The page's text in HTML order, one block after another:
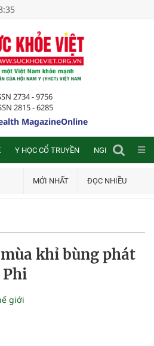
2734 - 9756
2815 - 6285
MagazineOnline
Y HỌC CỔ TRUYỀN NGHIÊN CỨU
MỚI NHẤT ĐỌC NHIỀU
khỉ bùng phát
Phi
giới